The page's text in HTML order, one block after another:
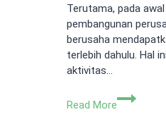
Terutama, pada
pembangunan
berusaha
terlebih dahulu. Hal
aktivitas…
Read More
Jasa